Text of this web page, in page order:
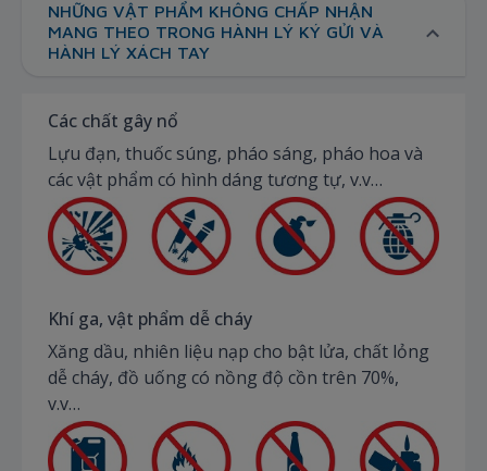
NHỮNG VẬT PHẨM KHÔNG CHẤP NHẬN
MANG THEO TRONG HÀNH LÝ KÝ GỬI VÀ
HÀNH LÝ XÁCH TAY
Các chất gây nổ
Lựu đạn, thuốc súng, pháo sáng, pháo hoa và
các vật phẩm có hình dáng tương tự, v.v…
Khí ga, vật phẩm dễ cháy
Xăng dầu, nhiên liệu nạp cho bật lửa, chất lỏng
dễ cháy, đồ uống có nồng độ cồn trên 70%,
v.v…